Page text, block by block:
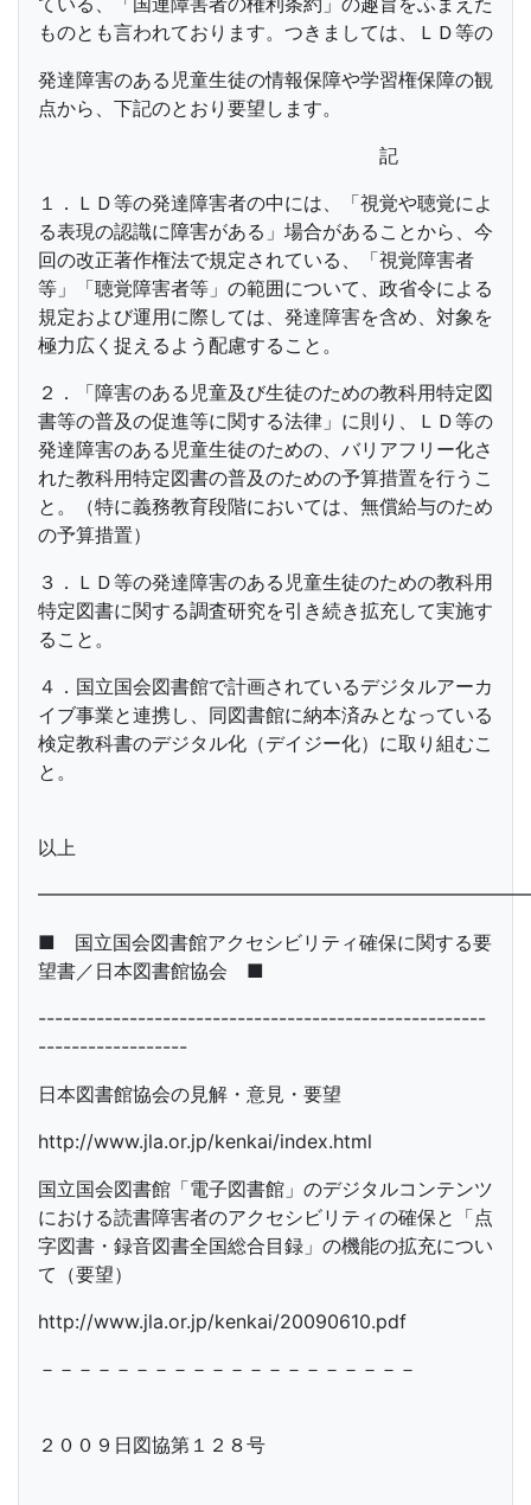
ものとも言われております。つきましては、ＬＤ等の
発達障害のある児童生徒の情報保障や学習権保障の観
点から、下記のとおり要望します。
記
１．ＬＤ等の発達障害者の中には、「視覚や聴覚によ
る表現の認識に障害がある」場合があることから、今
回の改正著作権法で規定されている、「視覚障害者
等」「聴覚障害者等」の範囲について、政省令による
規定および運用に際しては、発達障害を含め、対象を
極力広く捉えるよう配慮すること。
２．「障害のある児童及び生徒のための教科用特定図
書等の普及の促進等に関する法律」に則り、ＬＤ等の
発達障害のある児童生徒のための、バリアフリー化さ
れた教科用特定図書の普及のための予算措置を行うこ
と。（特に義務教育段階においては、無償給与のため
の予算措置）
３．ＬＤ等の発達障害のある児童生徒のための教科用
特定図書に関する調査研究を引き続き拡充して実施す
ること。
４．国立国会図書館で計画されているデジタルアーカ
イブ事業と連携し、同図書館に納本済みとなっている
検定教科書のデジタル化（デイジー化）に取り組むこ
と。
以上
■ 国立国会図書館アクセシビリティ確保に関する要
望書／日本図書館協会 ■
------------------------------------------------------
------------------
日本図書館協会の見解・意見・要望
http://www.jla.or.jp/kenkai/index.html
国立国会図書館「電子図書館」のデジタルコンテンツ
における読書障害者のアクセシビリティの確保と「点
字図書・録音図書全国総合目録」の機能の拡充につい
て（要望）
http://www.jla.or.jp/kenkai/20090610.pdf
－－－－－－－－－－－－－－－－－－－－
２００９日図協第１２８号